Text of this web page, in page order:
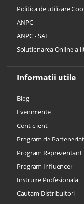
Politica de utilizare
ANPC
ANPC - SAL
Solutionarea Online a
Informatii utile
Blog
Evenimente
Cont client
Program de Parteneriat
Program Reprezentant
Program Influencer
Instruire Profesionala
Cautam Distribuitori